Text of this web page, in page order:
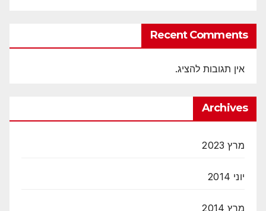
Recent Comments
אין תגובות להציג.
Archives
מרץ 2023
יוני 2014
מרץ 2014